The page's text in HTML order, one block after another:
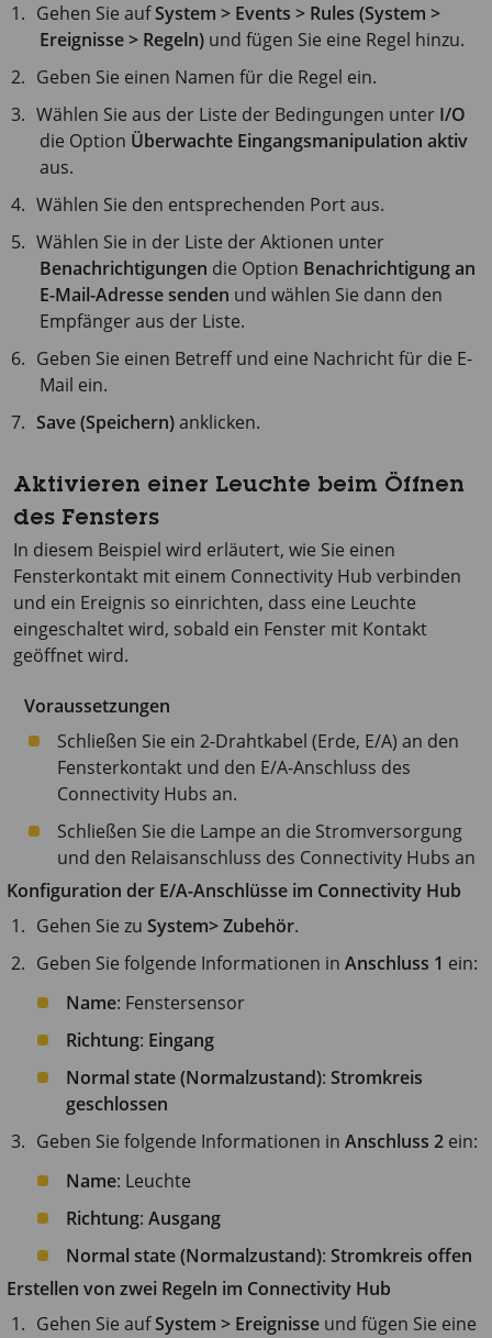
Gehen Sie aufSystem > Events > Rules (System >
Ereignisse > Regeln) und fügen Sie eine Regel hinzu.
Geben Sie einen Namen für die Regel ein.
Wählen Sie aus der Liste der Bedingungen unter I/O
die Option Überwachte Eingangsmanipulation aktiv
aus.
Wählen Sie den entsprechenden Port aus.
Wählen Sie in der Liste der Aktionen unter
Benachrichtigungen die Option Benachrichtigung an
E-Mail-Adresse senden und wählen Sie dann den
Empfänger aus der Liste.
Geben Sie einen Betreff und eine Nachricht für die E-
Mail ein.
Save (Speichern)anklicken.
Aktivieren einer Leuchte beim Öffnen
des Fensters
In diesem Beispiel wird erläutert, wie Sie einen
Fensterkontakt mit einem Connectivity Hub verbinden
und ein Ereignis so einrichten, dass eine Leuchte
eingeschaltet wird, sobald ein Fenster mit Kontakt
geöffnet wird.
Voraussetzungen
Schließen Sie ein 2-Drahtkabel (Erde, E/A) an den
Fensterkontakt und den E/A-Anschluss des
Connectivity Hubs an.
Schließen Sie die Lampe an die Stromversorgung
und den Relaisanschluss des Connectivity Hubs an
Konfiguration der E/A-Anschlüsse im Connectivity Hub
Gehen Sie zuSystem> Zubehör.
Geben Sie folgende Informationen inAnschluss 1 ein:
Name: Fenstersensor
Richtung: Eingang
Normal state (Normalzustand): Stromkreis
geschlossen
Geben Sie folgende Informationen inAnschluss 2 ein:
Name: Leuchte
Richtung: Ausgang
Normal state (Normalzustand): Stromkreis offen
Erstellen von zwei Regeln im Connectivity Hub
Gehen Sie aufSystem > Ereignisse und fügen Sie eine